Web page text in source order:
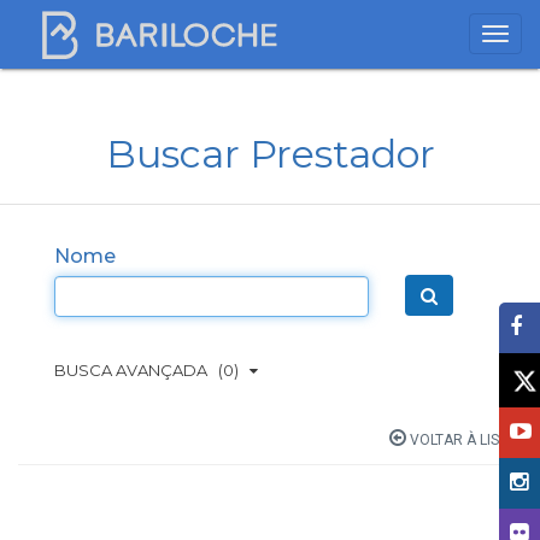
Buscar Prestador
Nome
BUSCA AVANÇADA (0)
VOLTAR À LISTA